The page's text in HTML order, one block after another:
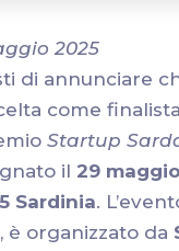
2025
di annunciare
come
Startup
il 29
Sardinia.
è organizzato da